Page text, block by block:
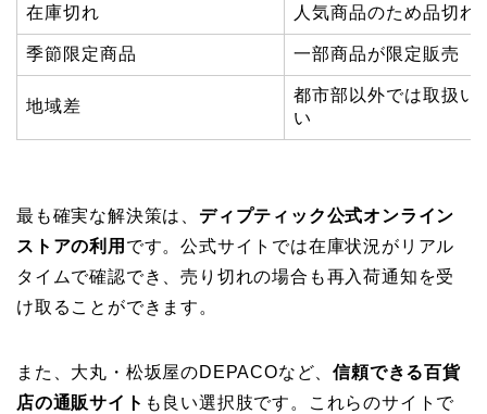
在庫切れ 人気商品のため品切れ
季節限定商品 一部商品が限定販売
地域差
都市部以外では取扱い
い
最も確実な解決策は、 ディプティック公式オンライン
ストアの利用 です。公式サイトでは在庫状況がリアル
タイムで確認でき、売り切れの場合も再入荷通知を受
け取ることができます。
また、大丸・松坂屋のDEPACOなど、信頼できる百貨
店の通販サイト も良い選択肢です。これらのサイトで